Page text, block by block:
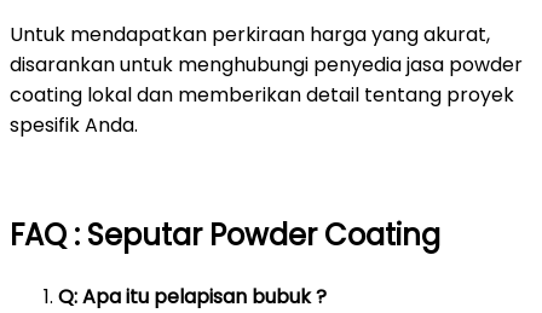
Untuk mendapatkan perkiraan harga yang akurat,
disarankan untuk menghubungi penyedia jasa powder
coating lokal dan memberikan detail tentang proyek
spesifik Anda.
FAQ : Seputar Powder Coating
Q: Apa itu pelapisan bubuk ?